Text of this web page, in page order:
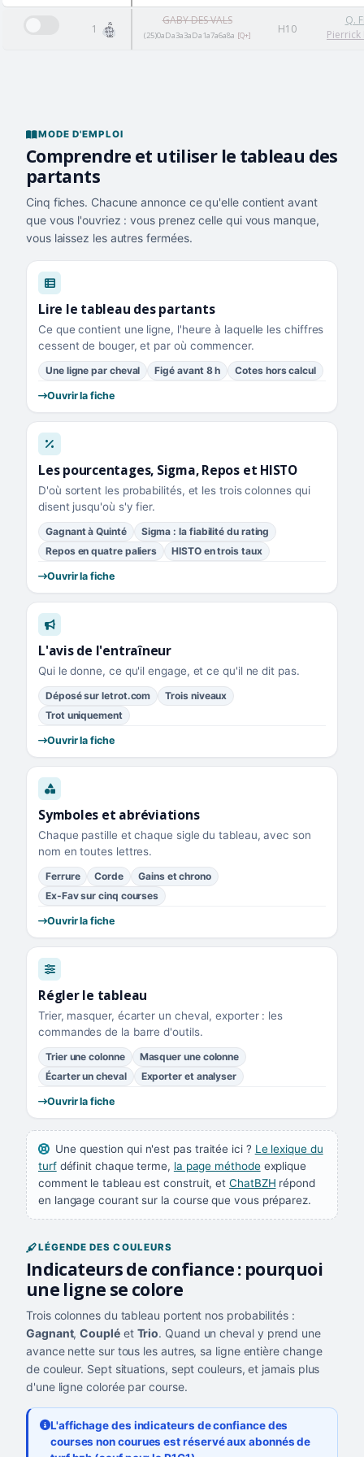
1
GABY DES VALS
(25)0aDa3a3aDa1a7a6a8a [Q+] H10
Q.
Pierrick
MODE D'EMPLOI
Comprendre et utiliser le tableau des
partants
Cinq fiches. Chacune annonce ce qu'elle contient avant
que vous l'ouvriez : vous prenez celle qui vous manque,
vous laissez les autres fermées.
Lire le tableau des partants
Ce que contient une ligne, l'heure à laquelle les chiffres
cessent de bouger, et par où commencer.
Une ligne par cheval Figé avant 8 h Cotes hors calcul
Ouvrir la fiche
Les pourcentages, Sigma, Repos et HISTO
D'où sortent les probabilités, et les trois colonnes qui
disent jusqu'où s'y fier.
Gagnant à Quinté
Sigma : la fiabilité du rating
Repos en quatre paliers
HISTO en trois taux
Ouvrir la fiche
L'avis de l'entraîneur
Qui le donne, ce qu'il engage, et ce qu'il ne dit pas.
Déposé sur letrot.com
Trois niveaux
Trot uniquement
Ouvrir la fiche
Symboles et abréviations
Chaque pastille et chaque sigle du tableau, avec son
nom en toutes lettres.
Ferrure Corde
Gains et chrono
Ex-Fav sur cinq courses
Ouvrir la fiche
Régler le tableau
Trier, masquer, écarter un cheval, exporter : les
commandes de la barre d'outils.
Trier une colonne
Masquer une colonne
Écarter un cheval
Exporter et analyser
Ouvrir la fiche
Une question qui n'est pas traitée ici ? Le lexique du
turfdéfinit chaque terme, la page méthodeexplique
comment le tableau est construit, etChatBZH répond
en langage courant sur la course que vous préparez.
LÉGENDE DES COULEURS
Indicateurs de confiance : pourquoi
une ligne se colore
Trois colonnes du tableau portent nos probabilités :
Gagnant,Coupléet Trio. Quand un cheval y prend une
avance nette sur tous les autres, sa ligne entière change
de couleur. Sept situations, sept couleurs, et jamais plus
d'une ligne colorée par course.
L'affichage des indicateurs de confiance des
courses non courues est réservé aux abonnés de